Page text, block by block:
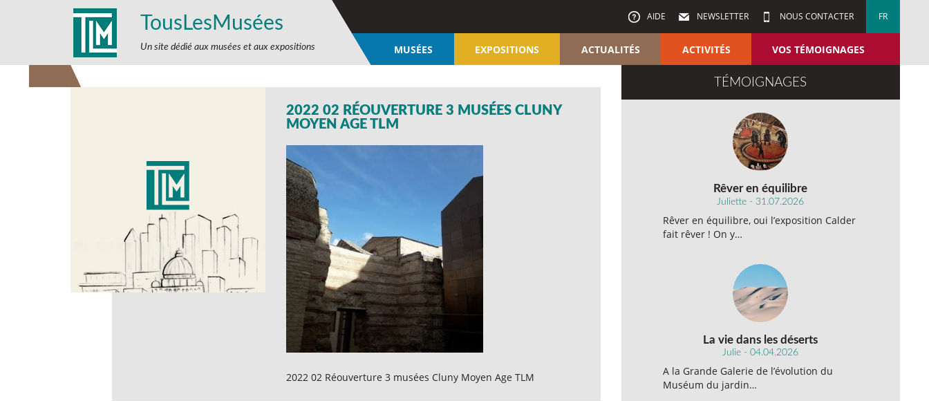
TousLesMusées
Un site dédié aux musées et aux expositions
AIDE NEWSLETTER NOUS CONTACTER FR
MUSÉES EXPOSITIONS ACTUALITÉS ACTIVITÉS VOS TÉMOIGNAGES
2022 02 RÉOUVERTURE 3 MUSÉES CLUNY
MOYEN AGE TLM
2022 02 Réouverture 3 musées Cluny Moyen Age TLM
TÉMOIGNAGES
Rêver en équilibre
Juliette - 31.07.2026
Rêver en équilibre, oui l’exposition Calder
fait rêver ! On y…
La vie dans les déserts
Julie - 04.04.2026
A la Grande Galerie de l’évolution du
Muséum du jardin…